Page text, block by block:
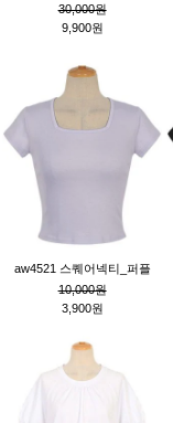
30,000원
9,900원
aw4521 스퀘어넥티_퍼플
10,000원
3,900원